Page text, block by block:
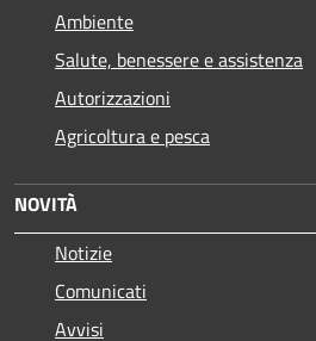
Ambiente
Salute, benessere e assistenza
Autorizzazioni
Agricoltura e pesca
NOVITÀ
Notizie
Comunicati
Avvisi